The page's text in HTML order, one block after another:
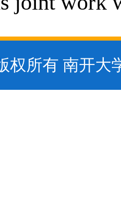
权所有 南开大